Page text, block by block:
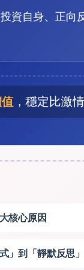
核心原因
」到「靜默反思